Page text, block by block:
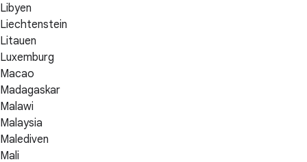
Libyen
Liechtenstein
Litauen
Luxemburg
Macao
Madagaskar
Malawi
Malaysia
Malediven
Mali